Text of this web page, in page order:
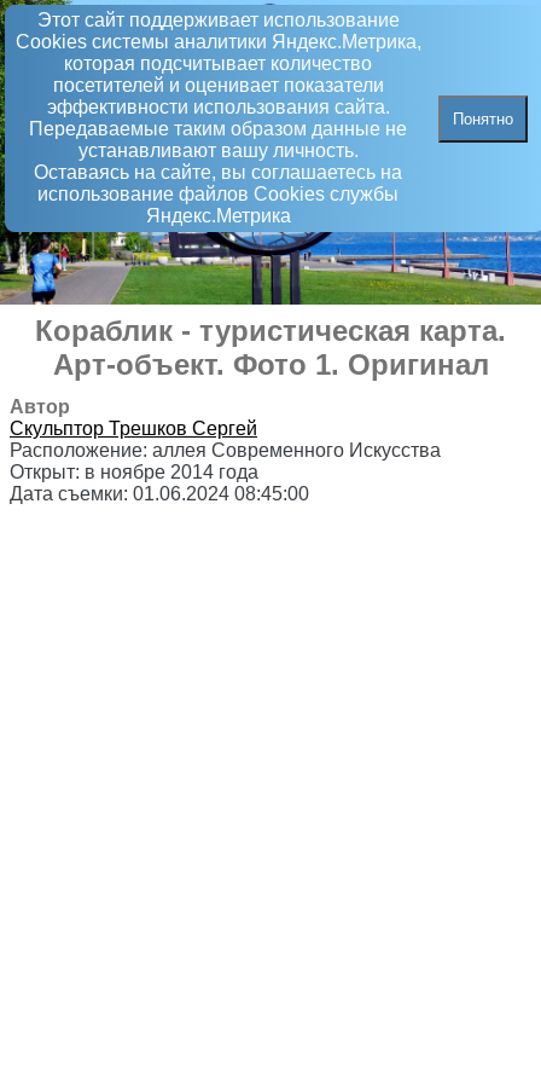
Этот сайт поддерживает использование
Сookies системы аналитики Яндекс.Метрика,
которая подсчитывает количество
посетителей и оценивает показатели
эффективности использования сайта.
Передаваемые таким образом данные не
устанавливают вашу личность.
Оставаясь на сайте, вы соглашаетесь на
использование файлов Сookies службы
Яндекс.Метрика
Понятно
Кораблик - туристическая карта.
Арт-объект. Фото 1. Оригинал
Автор
Скульптор Трешков Сергей
Расположение: аллея Современного Искусства
Открыт: в ноябре 2014 года
Дата съемки: 01.06.2024 08:45:00